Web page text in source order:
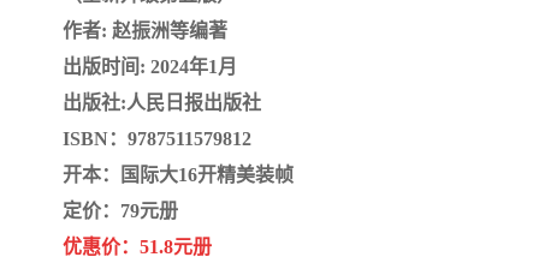
作者: 赵振洲等编著
出版时间: 2024年1月
出版社:人民日报出版社
ISBN：9787511579812
开本：国际大16开精美装帧
定价：79元册
优惠价：51.8元册
辽宁省工程计价定额
江西省建筑工程预算定额
锅炉及压力容器规范国际
性规范ASME
湖北省建设工程预算定额